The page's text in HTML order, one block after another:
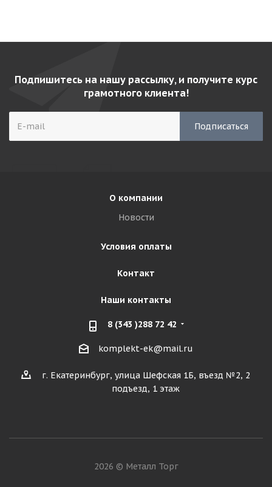
Подпишитесь на нашу рассылку, и получите курс
грамотного клиента!
О компании
Новости
Условия оплаты
Контакт
Наши контакты
8 (343 )288 72 42
komplekt-ek@mail.ru
г. Екатеринбург, улица Шефская 1Б, въезд №2, 2
подъезд, 1 этаж
2026 © Металл Торг